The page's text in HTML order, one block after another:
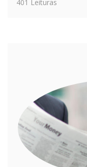
401 Leituras